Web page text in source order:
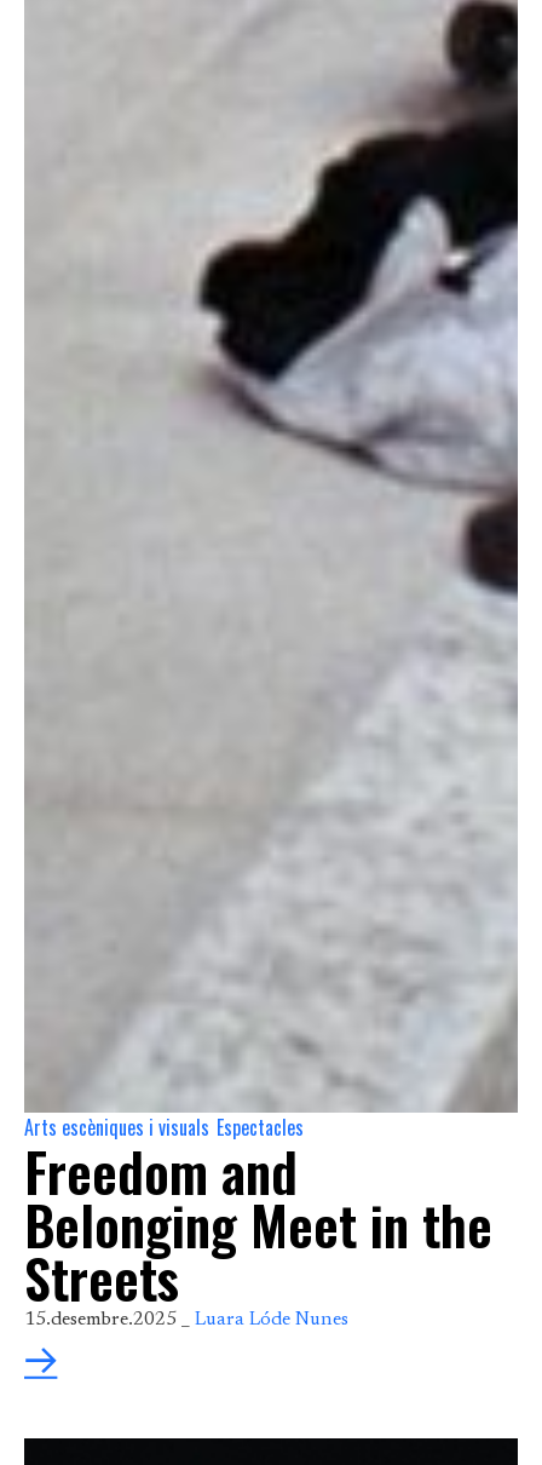
Arts escèniques i visuals Espectacles
Freedom and
Belonging Meet in the
Streets
15.desembre.2025 _ Luara Lóde Nunes